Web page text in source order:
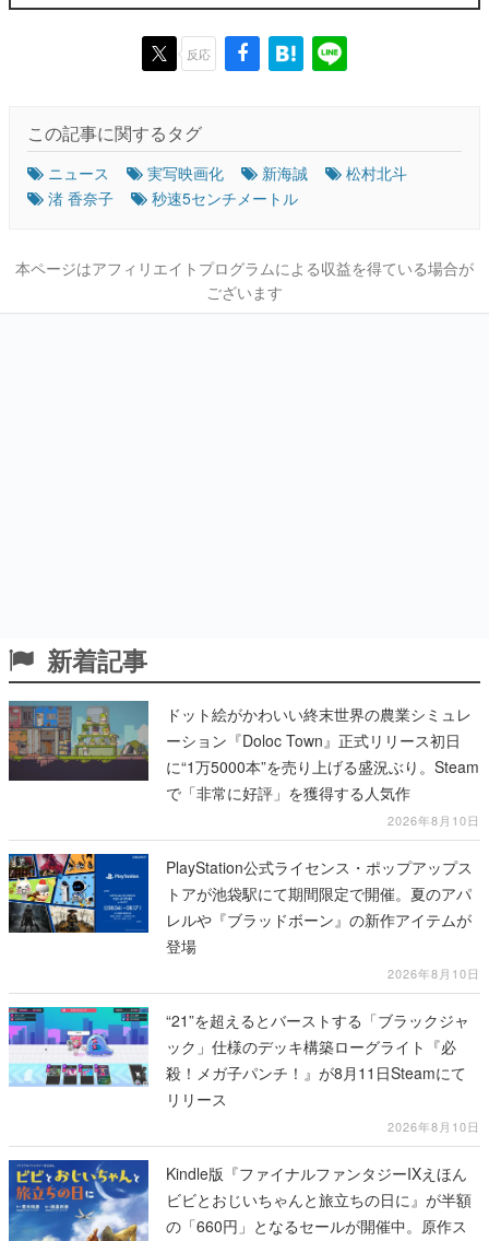
反応
この記事に関するタグ
ニュース 実写映画化 新海誠
松村北斗
渚 香奈子
秒速5センチメートル
本ページはアフィリエイトプログラムによる収益を得ている場合が
ございます
新着記事
ドット絵がかわいい終末世界の農業シミュレ
ーション『Doloc Town』正式リリース初日
に“1万5000本”を売り上げる盛況ぶり。Steam
で「非常に好評」を獲得する人気作
2026年8月10日
PlayStation公式ライセンス・ポップアップス
トアが池袋駅にて期間限定で開催。夏のアパ
レルや『ブラッドボーン』の新作アイテムが
登場
2026年8月10日
“21”を超えるとバーストする「ブラックジャ
ック」仕様のデッキ構築ローグライト『必
殺！メガ子パンチ！』が8月11日Steamにて
リリース
2026年8月10日
Kindle版『ファイナルファンタジーIXえほん
ビビとおじいちゃんと旅立ちの日に』が半額
の「660円」となるセールが開催中。原作ス